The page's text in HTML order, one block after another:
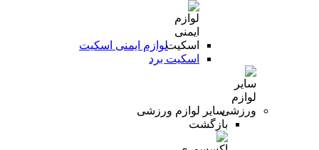
لوازم ایمنی اسکیت
اسکیت برد
سایر لوازم ورزشی
بازگشت